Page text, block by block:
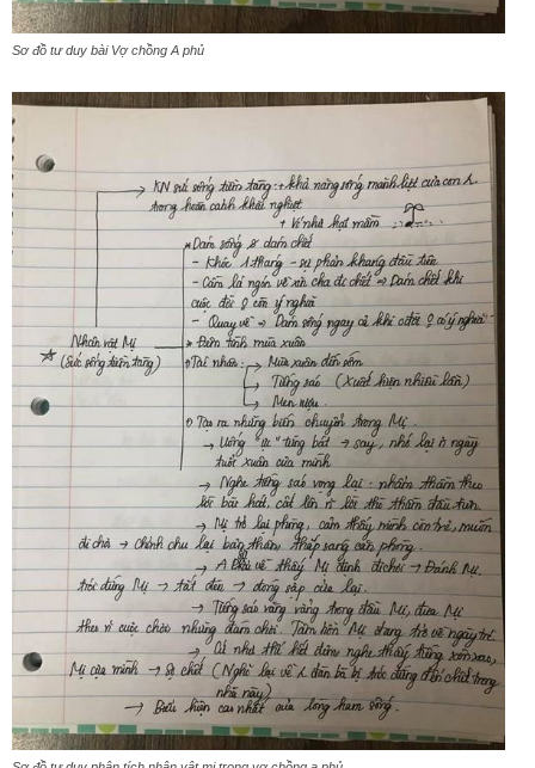
Sơ đồ tư duy bài Vợ chồng A phủ